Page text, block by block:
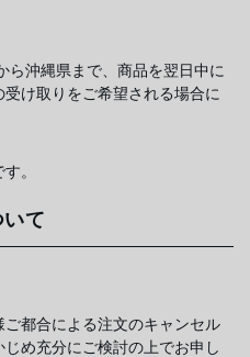
ら沖縄県まで、商品を翌日中に
け取りをご希望される場合に
。
て
都合による注文のキャンセル
め充分にご検討の上でお申し